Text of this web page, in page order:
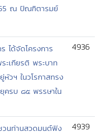
ณ ปัณฑิตารมย์
ได้จัดโครงการ
ะเกียรติ พระบาท
หัวฯ ในวโรกาสทรง
ครบ ๘๕ พรรษาใน
4936
วนท่านสวดมนต์ฟัง
4939